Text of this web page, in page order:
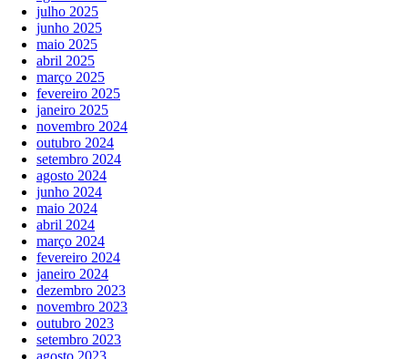
julho 2025
junho 2025
maio 2025
abril 2025
março 2025
fevereiro 2025
janeiro 2025
novembro 2024
outubro 2024
setembro 2024
agosto 2024
junho 2024
maio 2024
abril 2024
março 2024
fevereiro 2024
janeiro 2024
dezembro 2023
novembro 2023
outubro 2023
setembro 2023
agosto 2023